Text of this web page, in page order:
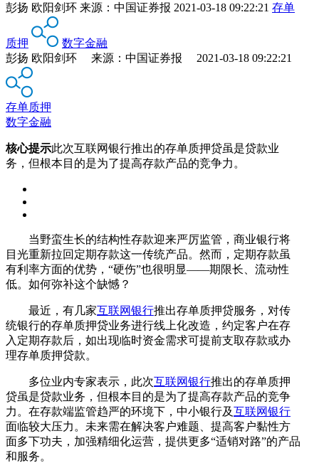
彭扬 欧阳剑环 来源： 中国证券报 2021-03-18 09:22:21 存单
质押
数字金融
彭扬 欧阳剑环 来源：中国证券报 2021-03-18 09:22:21
存单质押
数字金融
核心提示此次互联网银行推出的存单质押贷虽是贷款业
务，但根本目的是为了提高存款产品的竞争力。
当野蛮生长的结构性存款迎来严厉监管，商业银行将
目光重新拉回定期存款这一传统产品。然而，定期存款虽
有利率方面的优势，“硬伤”也很明显——期限长、流动性
低。如何弥补这个缺憾？
最近，有几家互联网银行推出存单质押贷服务，对传
统银行的存单质押贷业务进行线上化改造，约定客户在存
入定期存款后，如出现临时资金需求可提前支取存款或办
理存单质押贷款。
多位业内专家表示，此次互联网银行推出的存单质押
贷虽是贷款业务，但根本目的是为了提高存款产品的竞争
力。在存款端监管趋严的环境下，中小银行及互联网银行
面临较大压力。未来需在解决客户难题、提高客户黏性方
面多下功夫，加强精细化运营，提供更多“适销对路”的产品
和服务。